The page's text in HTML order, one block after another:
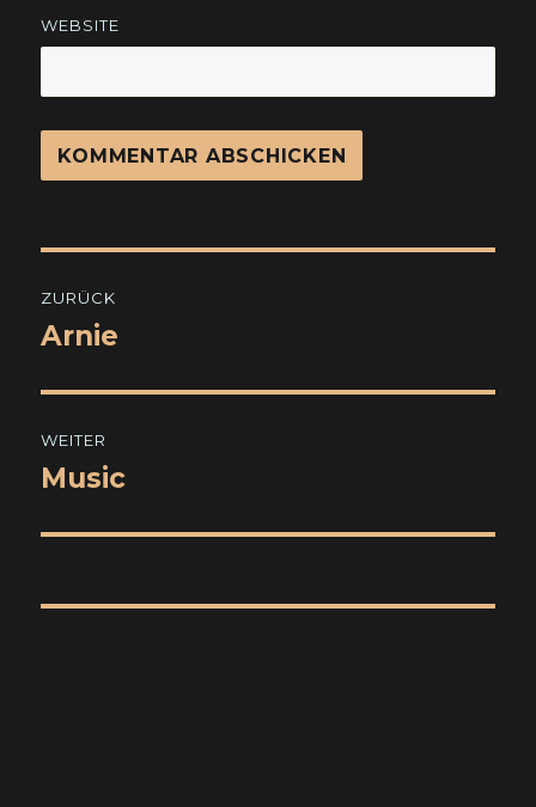
WEBSITE
ZURÜCK
Vorheriger
Arnie
WEITER
Nächster
Music